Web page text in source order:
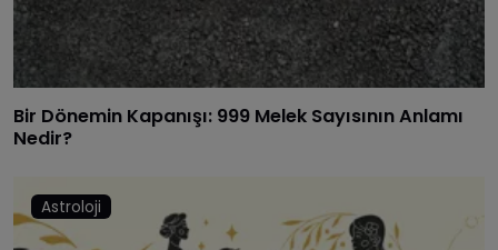
Bir Dönemin Kapanışı: 999 Melek Sayısının Anlamı
Nedir?
Astroloji